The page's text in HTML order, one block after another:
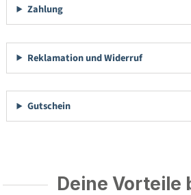
Zahlung
Reklamation und Widerruf
Gutschein
Deine Vorteile